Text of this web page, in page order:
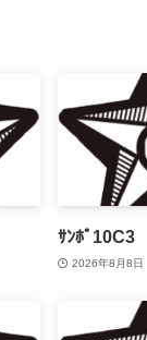
ｻﾝﾎﾟ10C3
2026年8月8日